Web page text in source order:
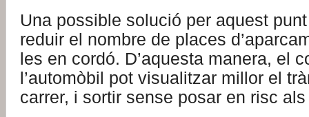
Una possible solució per aquest
reduir el nombre de places
les en cordó. D’aquesta manera, el
l’automòbil pot visualitzar millor el
carrer, i sortir sense posar en risc